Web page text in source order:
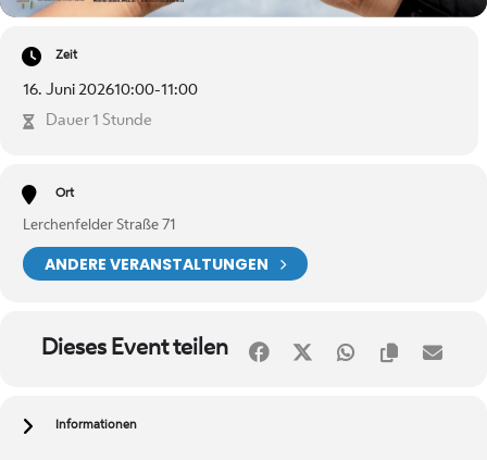
Zeit
16. Juni 202610:00-11:00
Dauer 1 Stunde
Ort
Lerchenfelder Straße 71
ANDERE VERANSTALTUNGEN
Dieses Event teilen
Informationen